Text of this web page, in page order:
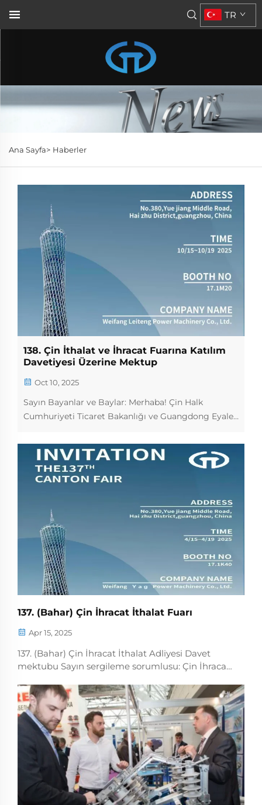
TR
Ana Sayfa> Haberler
138. Çin İthalat ve İhracat Fuarına Katılım
Davetiyesi Üzerine Mektup
Oct 10, 2025
Sayın Bayanlar ve Baylar: Merhaba! Çin Halk
Cumhuriyeti Ticaret Bakanlığı ve Guangdong Eyalet
İhracat Fuarı'na katılmak üzere sizleri içtenlikle
davet ederiz. Konu: Güç ve Elektrik Ekipmanları...
137. (Bahar) Çin İhracat İthalat Fuarı
Apr 15, 2025
137. (Bahar) Çin İhracat İthalat Adliyesi Davet
mektubu Sayın sergileme sorumlusu: Çin İhracat
Kanton Adliyesi olarak da bilinir, ...